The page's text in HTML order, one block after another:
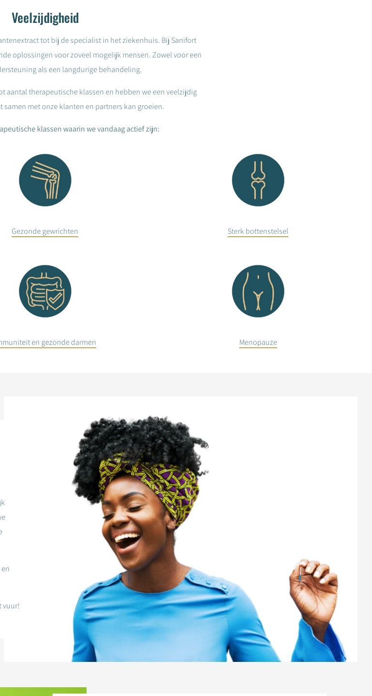
Veelzijdigheid
tot bij de specialist in het ziekenhuis. Bij Sanifort
oplossingen voor zoveel mogelijk mensen. Zowel voor een
als een langdurige behandeling.
aantal therapeutische klassen en hebben we een veelzijdig
met onze klanten en partners kan groeien.
klassen waarin we vandaag actief zijn:
Gezonde gewrichten Sterk bottenstelsel
en gezonde darmen Menopauze
vuur!